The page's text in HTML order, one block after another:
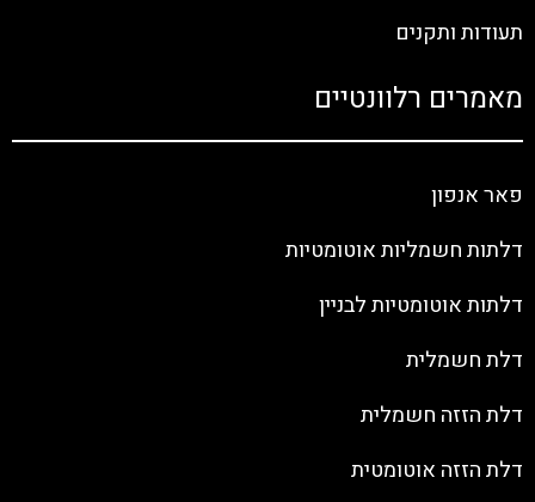
תעודות ותקנים
מאמרים רלוונטיים
פאר אנפון
דלתות חשמליות אוטומטיות
דלתות אוטומטיות לבניין
דלת חשמלית
דלת הזזה חשמלית
דלת הזזה אוטומטית